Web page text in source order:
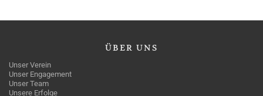
ÜBER UNS
Unser Verein
Unser Engagement
Unser Team
Unsere Erfolge